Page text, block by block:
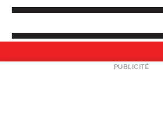
NEWSLETTER
PUBLICITÉ